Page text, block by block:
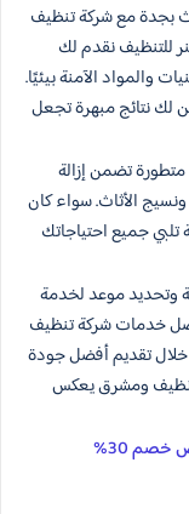
بجدة مع شركة تنظيف
للتنظيف نقدم لك
والمواد الآمنة بيئيًا.
لك نتائج مبهرة تجعل
تضمن إزالة
الأثاث. سواء كان
جميع احتياجاتك
وتحديد موعد لخدمة
خدمات شركة تنظيف
تقديم أفضل جودة
نظيف ومشرق يعكس
30%